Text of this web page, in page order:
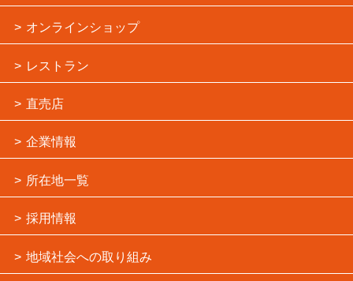
オンラインショップ
レストラン
直売店
企業情報
所在地一覧
採用情報
地域社会への取り組み